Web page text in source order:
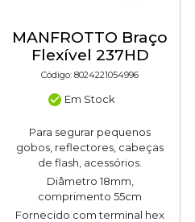
MANFROTTO Braço
Flexível 237HD
Código: 8024221054996
Em Stock
Para segurar pequenos
gobos, reflectores, cabeças
de flash, acessórios.
Diâmetro 18mm,
comprimento 55cm
Fornecido com terminal hex